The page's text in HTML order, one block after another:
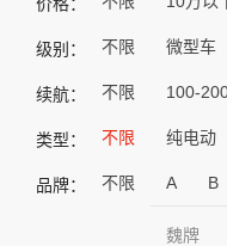
级别： 不限 微型车
续航： 不限 100-
类型： 不限 纯电动
品牌： 不限 A B
魏牌